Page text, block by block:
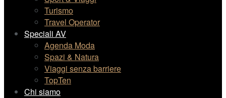
Turismo
Travel Operator
Speciali AV
Agenda Moda
Spazi & Natura
Viaggi senza barriere
TopTen
Chi siamo